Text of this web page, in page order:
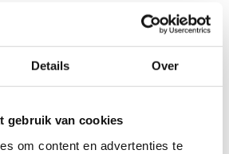
Details Over
gebruik van cookies
om content en advertenties te
Ja
(vanaf 80kg)
(tot en met 80kg)
kern HR45
vulling
18 cm